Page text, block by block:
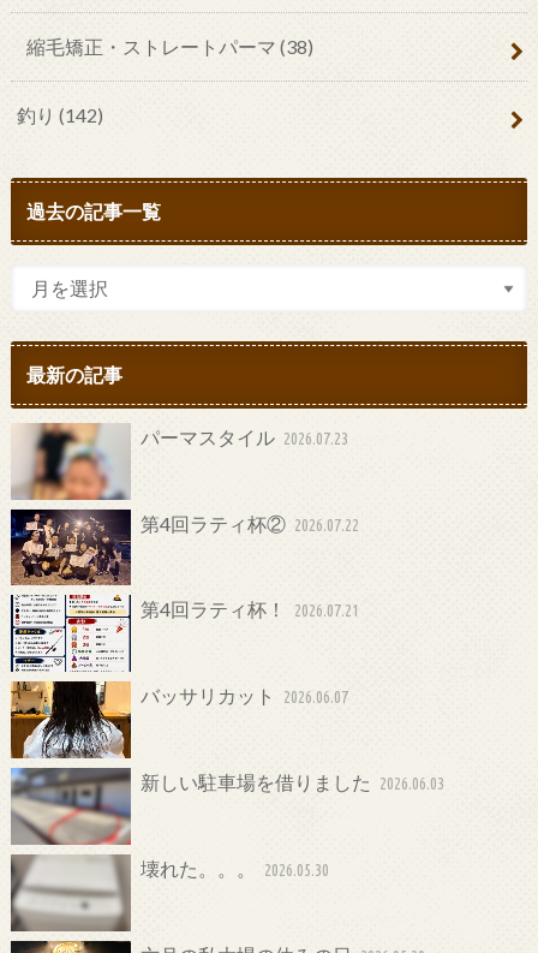
縮毛矯正・ストレートパーマ (38)
釣り (142)
過去の記事一覧
最新の記事
パーマスタイル 2026.07.23
第4回ラティ杯② 2026.07.22
第4回ラティ杯！ 2026.07.21
バッサリカット 2026.06.07
新しい駐車場を借りました 2026.06.03
壊れた。。。 2026.05.30